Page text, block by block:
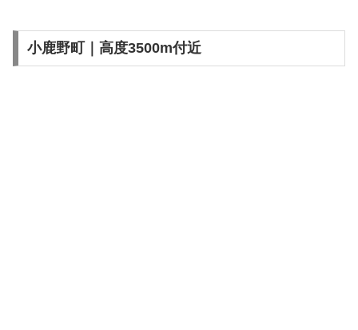
小鹿野町｜高度3500m付近